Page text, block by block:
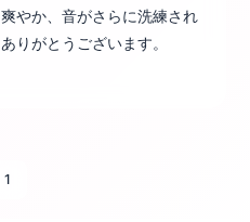
やか、音がさらに洗練され
りがとうございます。
1